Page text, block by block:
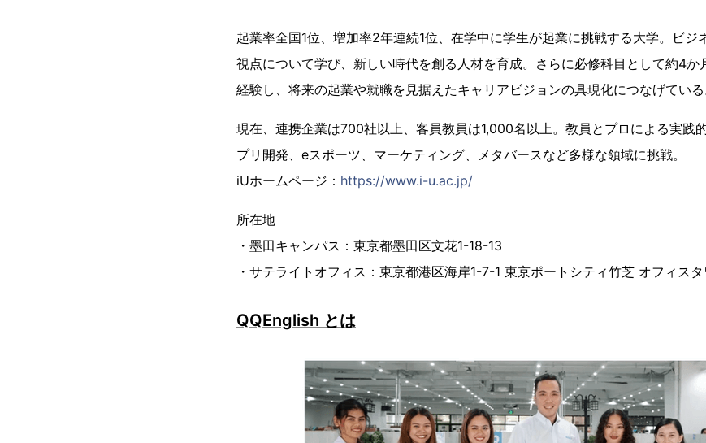
起業率全国1位、増加率2年連続1位、在学中に学生が起業に挑戦する大学。ビジ
視点について学び、新しい時代を創る人材を育成。さらに必修科目として約4か
経験し、将来の起業や就職を見据えたキャリアビジョンの具現化につなげている
現在、連携企業は700社以上、客員教員は1,000名以上。教員とプロによる実践
プリ開発、eスポーツ、マーケティング、メタバースなど多様な領域に挑戦。
iUホームページ： https://www.i-u.ac.jp/
所在地
・墨田キャンパス：東京都墨田区文花1-18-13
・サテライトオフィス：東京都港区海岸1-7-1 東京ポートシティ竹芝 オフィス
QQEnglish とは